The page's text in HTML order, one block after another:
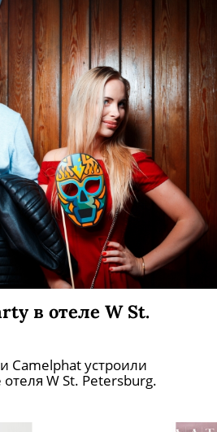
в отеле W St.
Camelphat устроили
W St. Petersburg.